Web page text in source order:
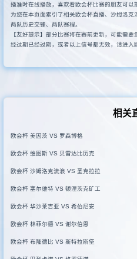
播准时在线播放，喜欢看欧会杯比赛的朋友可
为您在本页面索引了相关欧会杯直播、沙姆洛
两队历史交锋、两队赛程。
【友好提示】部分比赛将在赛前更新，可能需
经过期已经过期，或者以上信号都无效，请进入
相关
欧会杯 美因茨 VS 罗森博格
欧会杯 维图斯 VS 贝雷达比历克
欧会杯 沙姆洛克流浪 VS 圣克拉拉
欧会杯 塞尔维特 VS 顿涅茨克矿工
欧会杯 华沙莱吉亚 VS 希伯尼安
欧会杯 林菲尔德 VS 谢尔伯恩
欧会杯 布隆德比 VS 斯特拉斯堡